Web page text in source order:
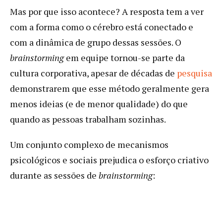
Mas por que isso acontece? A resposta tem a ver
com a forma como o cérebro está conectado e
com a dinâmica de grupo dessas sessões. O
brainstormingem equipe tornou-se parte da
cultura corporativa, apesar de décadas de pesquisa
demonstrarem que esse método geralmente gera
menos ideias (e de menor qualidade) do que
quando as pessoas trabalham sozinhas.
Um conjunto complexo de mecanismos
psicológicos e sociais prejudica o esforço criativo
durante as sessões de brainstorming: